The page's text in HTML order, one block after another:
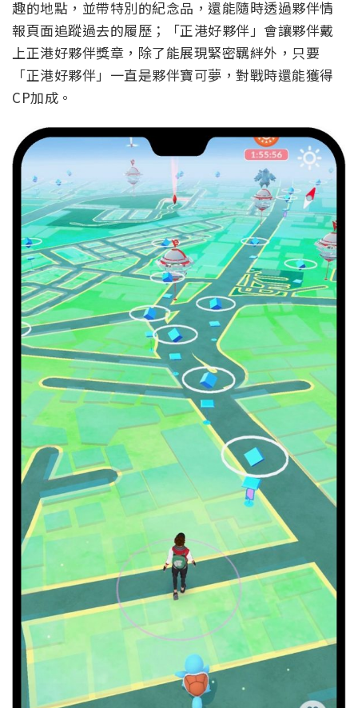
趣的地點，並帶特別的紀念品，還能隨時透過夥伴情
報頁面追蹤過去的履歷；「正港好夥伴」會讓夥伴戴
上正港好夥伴獎章，除了能展現緊密羈絆外，只要
「正港好夥伴」一直是夥伴寶可夢，對戰時還能獲得
CP加成。